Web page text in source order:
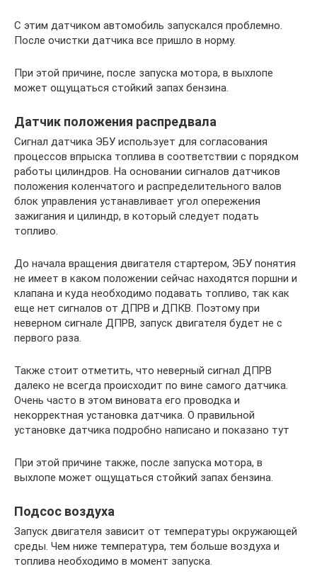
С этим датчиком автомобиль запускался проблемно.
После очистки датчика все пришло в норму.
При этой причине, после запуска мотора, в выхлопе
может ощущаться стойкий запах бензина.
Датчик положения распредвала
Сигнал датчика ЭБУ использует для согласования
процессов впрыска топлива в соответствии с порядком
работы цилиндров. На основании сигналов датчиков
положения коленчатого и распределительного валов
блок управления устанавливает угол опережения
зажигания и цилиндр, в который следует подать
топливо.
До начала вращения двигателя стартером, ЭБУ понятия
не имеет в каком положении сейчас находятся поршни и
клапана и куда необходимо подавать топливо, так как
еще нет сигналов от ДПРВ и ДПКВ. Поэтому при
неверном сигнале ДПРВ, запуск двигателя будет не с
первого раза.
Также стоит отметить, что неверный сигнал ДПРВ
далеко не всегда происходит по вине самого датчика.
Очень часто в этом виновата его проводка и
некорректная установка датчика. О правильной
установке датчика подробно написано и показано тут
При этой причине также, после запуска мотора, в
выхлопе может ощущаться стойкий запах бензина.
Подсос воздуха
Запуск двигателя зависит от температуры окружающей
среды. Чем ниже температура, тем больше воздуха и
топлива необходимо в момент запуска.